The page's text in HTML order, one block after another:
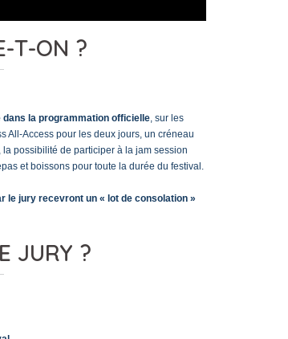
T-ON ?
la programmation officielle, sur les
All-Access pour les deux jours, un créneau
, la possibilité de participer à la jam session
et boissons pour toute la durée du festival.
le jury recevront un « lot de consolation »
JURY ?